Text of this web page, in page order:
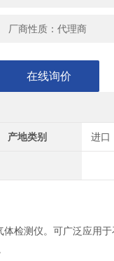
厂商性质：代理商
在线询价
产地类别 进口
检测仪。可广泛应用